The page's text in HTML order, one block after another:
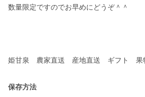
数量限定ですのでお早めにどうぞ＾＾
姫甘泉 農家直送 産地直送 ギフト
保存方法